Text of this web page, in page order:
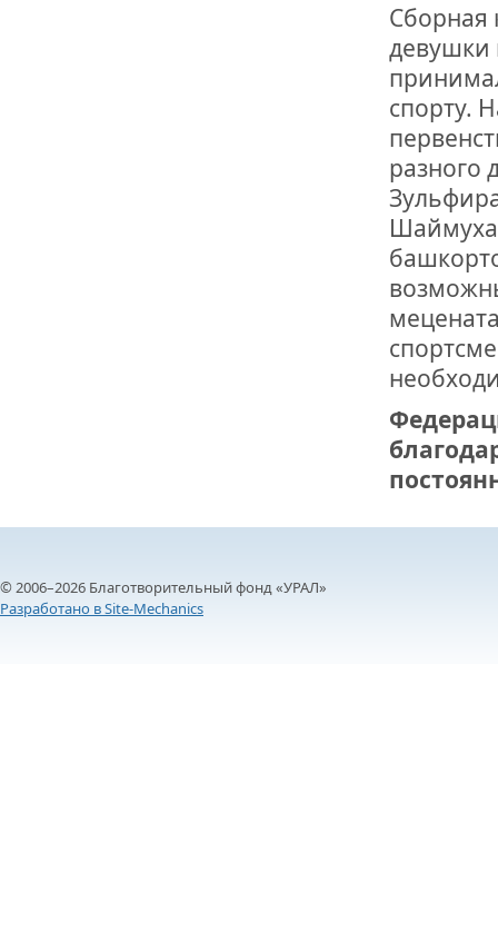
Cборная
девушки
спорту.
разного
© 2006–2026 Благотворительный фонд «УРАЛ»
Разработано в Site-Mechanics